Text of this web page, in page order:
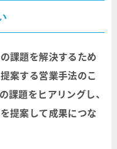
課題を解決するため
案する営業手法のこ
課題をヒアリングし、
提案して成果につな